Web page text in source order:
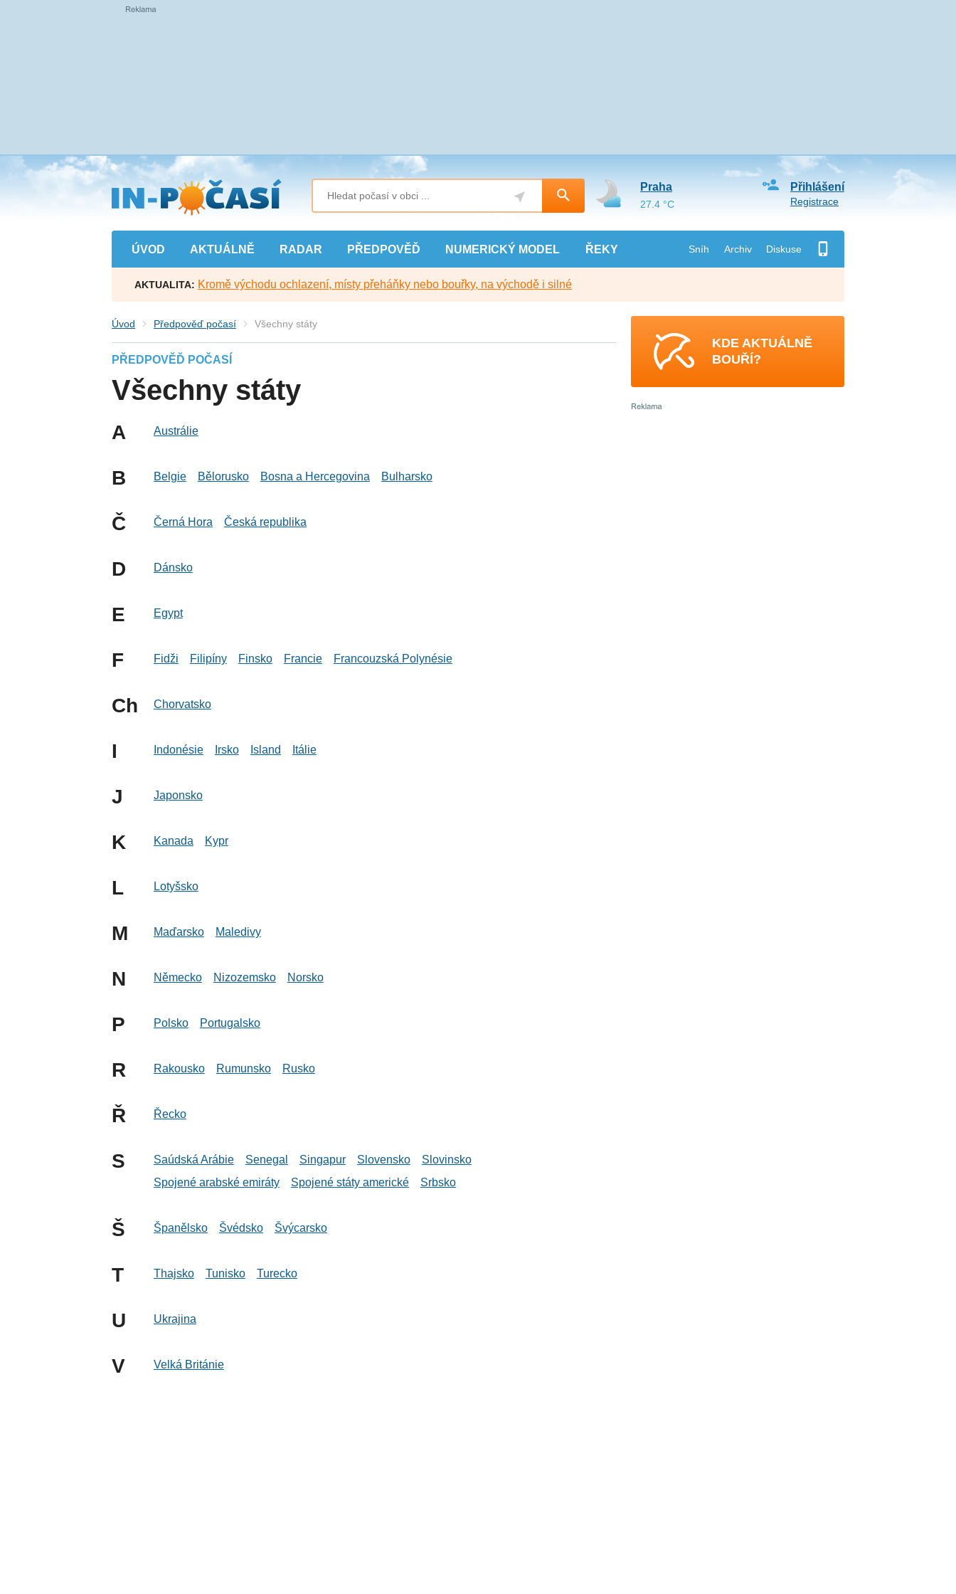
Přejít
na
hlavní
obsah
ÚVOD AKTUÁLNĚ RADAR PŘEDPOVĚĎ NUMERICKÝ MODEL ŘEKY Sníh Archiv Diskuse
Přihlášení
Registrace
Praha
27.4 °C
AKTUALITA: Kromě východu ochlazení, místy přeháňky nebo bouřky, na východě i silné
Úvod Předpověď počasí Všechny státy
PŘEDPOVĚĎ POČASÍ
Všechny státy
A Austrálie
B Belgie Bělorusko Bosna a Hercegovina Bulharsko
Č Černá Hora Česká republika
D Dánsko
E Egypt
F Fidži Filipíny Finsko Francie Francouzská Polynésie
Ch Chorvatsko
I Indonésie Irsko Island Itálie
J Japonsko
K Kanada Kypr
L Lotyšsko
M Maďarsko Maledivy
N Německo Nizozemsko Norsko
P Polsko Portugalsko
R Rakousko Rumunsko Rusko
Ř Řecko
S Saúdská Arábie Senegal Singapur Slovensko
Slovinsko
Spojené arabské emiráty
Spojené státy americké Srbsko
Š Španělsko Švédsko Švýcarsko
T Thajsko Tunisko Turecko
U Ukrajina
V Velká Británie
KDE AKTUÁLNĚ
BOUŘÍ?